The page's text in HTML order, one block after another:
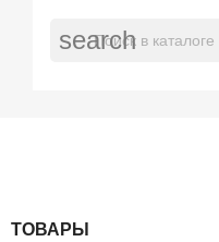
search
ТОВАРЫ